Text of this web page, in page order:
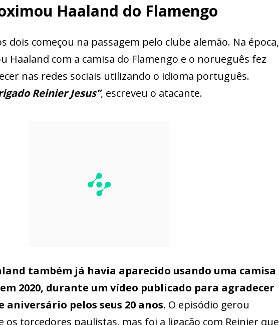
Haaland do Flamengo
dois começou na passagem pelo clube alemão. Na época,
Haaland com a camisa do Flamengo e o norueguês fez
nas redes sociais utilizando o idioma português.
Reinier Jesus”, escreveu o atacante.
também já havia aparecido usando uma camisa
2020, durante um vídeo publicado para agradecer
aniversário pelos seus 20 anos. O episódio gerou
os torcedores paulistas, mas foi a ligação com Reinier que